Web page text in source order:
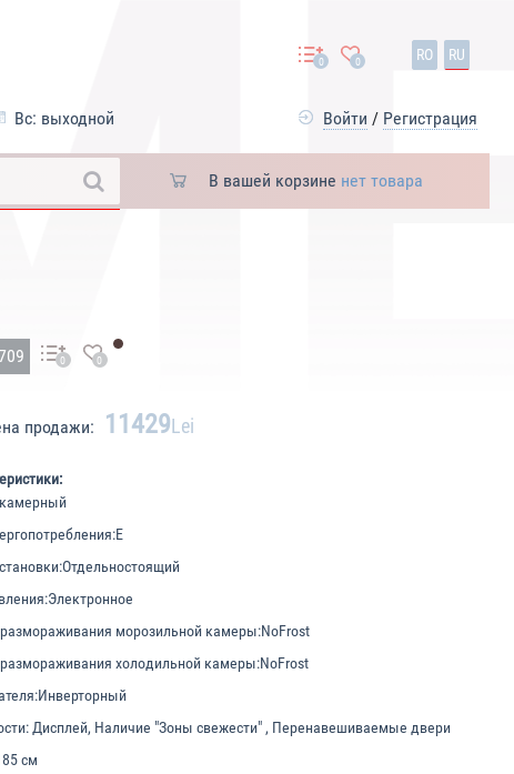
Вс: выходной
0 0 RO RU
Войти / Регистрация
В вашей корзине нет товара
0 0
продажи: 11429Lei
E
Отдельностоящий
Электронное
морозильной камеры:NoFrost
холодильной камеры:NoFrost
Инверторный
Дисплей, Наличие "Зоны свежести" , Перенавешиваемые двери
см